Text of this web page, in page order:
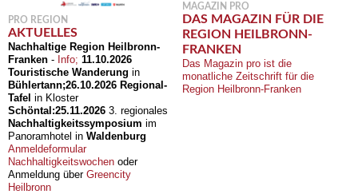
PRO REGION
AKTUELLES
Nachhaltige Region Heilbronn-
Franken - Info; 11.10.2026
Touristische Wanderung in
Bühlertann;26.10.2026 Regional-
Tafel in Kloster
Schöntal:25.11.2026 3. regionales
Nachhaltigkeitssymposium im
Panoramhotel in Waldenburg
Anmeldeformular
Nachhaltigkeitswochen oder
Anmeldung über Greencity
Heilbronn
MAGAZIN PRO
DAS MAGAZIN FÜR DIE
REGION HEILBRONN-
FRANKEN
Das Magazin pro ist die
monatliche Zeitschrift für die
Region Heilbronn-Franken